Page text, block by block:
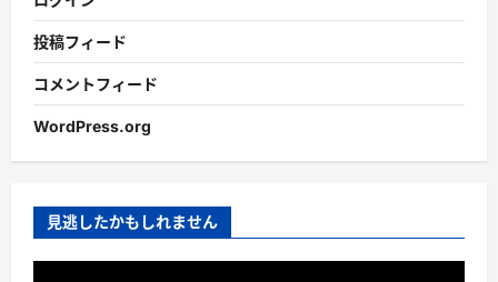
投稿フィード
コメントフィード
WordPress.org
見逃したかもしれません